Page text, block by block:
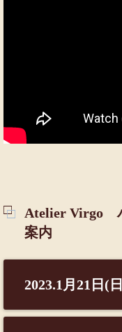
Atelier Virgo
案内
2023.1月21日(